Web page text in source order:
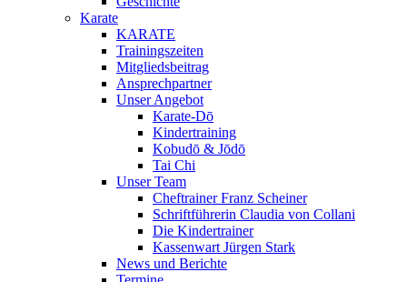
Karate
KARATE
Trainingszeiten
Mitgliedsbeitrag
Ansprechpartner
Unser Angebot
Karate-Dō
Kindertraining
Kobudō & Jōdō
Tai Chi
Unser Team
Cheftrainer Franz Scheiner
Schriftführerin Claudia von Collani
Die Kindertrainer
Kassenwart Jürgen Stark
News und Berichte